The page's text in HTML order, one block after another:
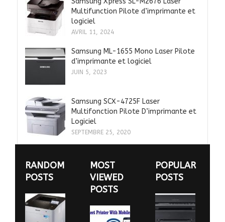
Multifunction Pilote d’imprimante et
logiciel
AVRIL 11, 2024
Samsung ML-1655 Mono Laser Pilote
d’imprimante et logiciel
JUIN 5, 2023
Samsung SCX-4725F Laser
Multifonction Pilote D’imprimante et
Logiciel
SEPTEMBRE 25, 2020
RANDOM
POSTS
MOST
VIEWED
POSTS
POPULAR
POSTS